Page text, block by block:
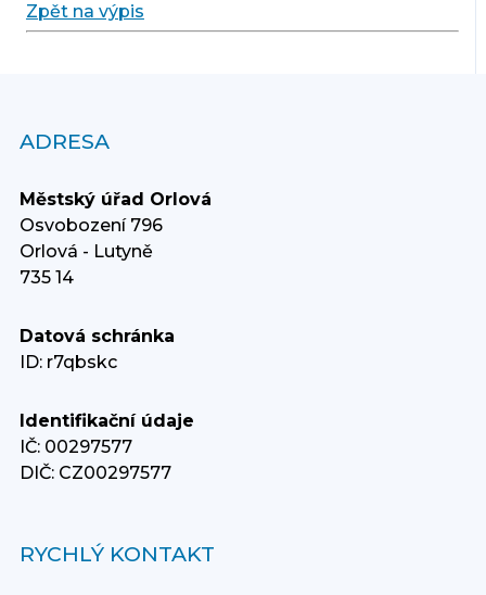
Zpět na výpis
ADRESA
Městský úřad Orlová
Osvobození 796
Orlová - Lutyně
735 14
Datová schránka
ID: r7qbskc
Identifikační údaje
IČ: 00297577
DIČ: CZ00297577
RYCHLÝ KONTAKT